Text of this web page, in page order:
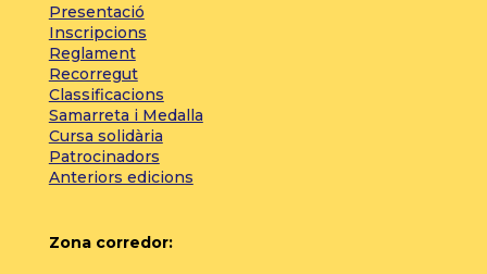
Presentació
Inscripcions
Reglament
Recorregut
Classificacions
Samarreta i Medalla
Cursa solidària
Patrocinadors
Anteriors edicions
Zona corredor: